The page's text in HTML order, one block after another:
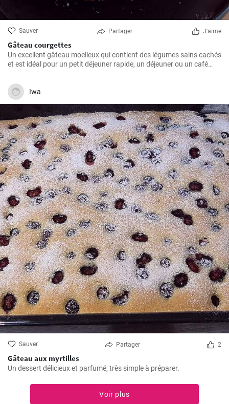
Sauver Partager J'aime
Gâteau courgettes
Un excellent gâteau moelleux qui contient des légumes sains cachés
et est idéal pour un petit déjeuner rapide, un déjeuner ou un café
dans l'après-midi. Ce gâteau simple et savoureux est rapide à
préparer et plaira certainement aussi aux plus jeunes enfants.
Iwa
Sauver Partager 2
Gâteau aux myrtilles
Un dessert délicieux et parfumé, très simple à préparer.
Voir plus